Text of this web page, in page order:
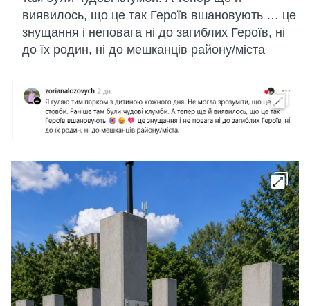
виявилось, що це так Героїв вшановують … це
знущання і неповага ні до загиблих Героїв, ні
до їх родин, ні до мешканців району/міста